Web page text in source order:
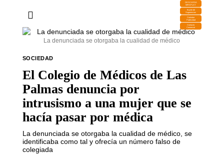
DESCARGA
MIRAPLAY
Buzón de
Sugerencias
Contratar
Publicidad
Contacto
Comercial
La denunciada se otorgaba la cualidad de médico
SOCIEDAD
El Colegio de Médicos de Las
Palmas denuncia por
intrusismo a una mujer que se
hacía pasar por médica
La denunciada se otorgaba la cualidad de médico, se
identificaba como tal y ofrecía un número falso de
colegiada